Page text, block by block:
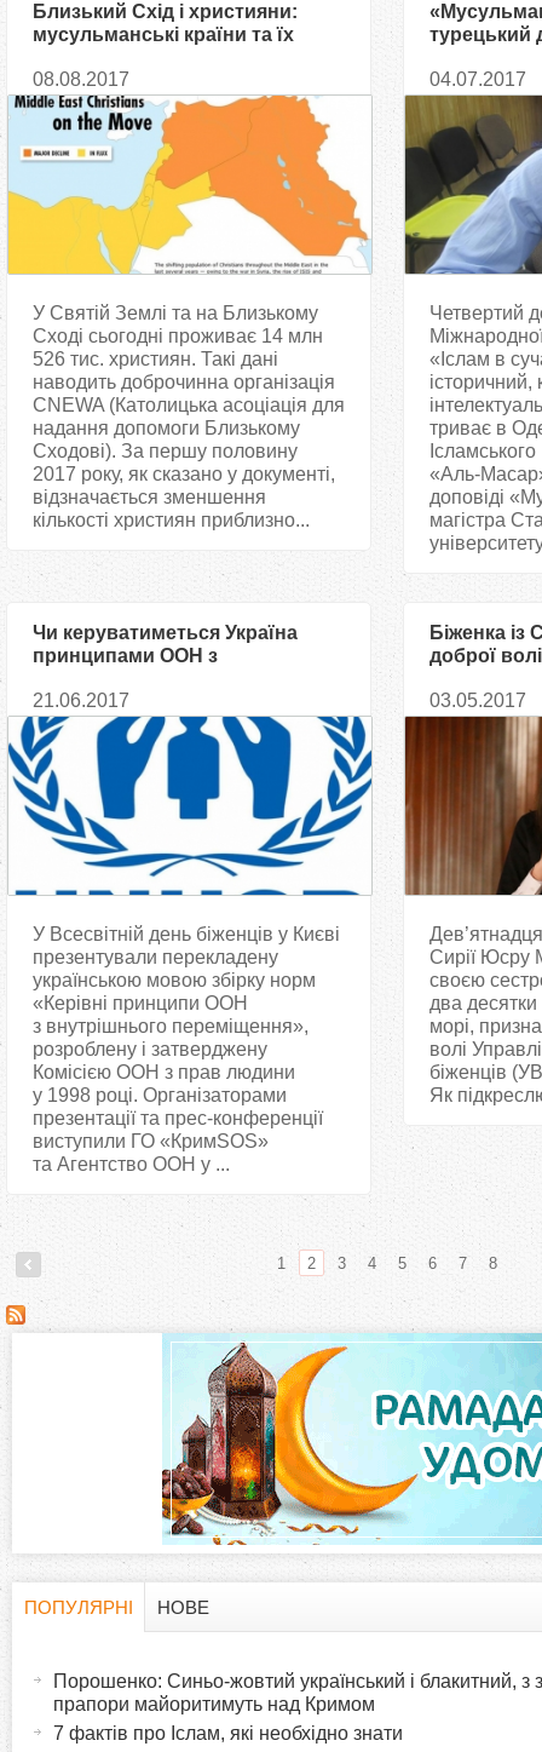
Близький Схід і християни:
мусульманські країни та їх
08.08.2017
У Святій Землі та на Близькому
Сході сьогодні проживає 14 млн
526 тис. християн. Такі дані
наводить доброчинна організація
CNEWA (Католицька асоціація для
надання допомоги Близькому
Сходові). За першу половину
2017 року, як сказано у документі,
відзначається зменшення
кількості християн приблизно...
турецький
Ісламу та
04.07.2017
Четвертий
«Іслам в
історичний,
триває в
«Аль-
доповіді
магістра
Чи керуватиметься Україна
принципами ООН з
21.06.2017
У Всесвітній день біженців у Києві
презентували перекладену
українською мовою збірку норм
«Керівні принципи ООН
з внутрішнього переміщення»,
розроблену і затверджену
Комісією ООН з прав людини
у 1998 році. Організаторами
презентації та прес-конференції
виступили ГО «КримSOS»
та Агентство ООН у ...
Біженка із
доброї
03.05.2017
Сирії Юсру
своєю
два
морі,
волі
біженців
Як
С
1 2 3 4 5 6 7 8
ПОПУЛЯРНІ
НОВЕ
Порошенко: Синьо-жовтий український і блакитний, з
прапори майоритимуть над Кримом
7 фактів про Іслам, які необхідно знати